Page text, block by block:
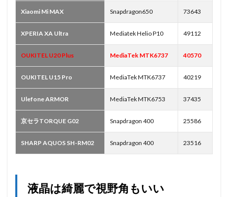
Xiaomi Mi MAX Snapdragon650 73643
XPERIA XA Ultra Mediatek Helio P10 49112
OUKITEL U20 Plus MediaTek MTK6737 40570
OUKITEL U15 Pro MediaTek MTK6737 40219
Ulefone ARMOR MediaTek MTK6753 37435
京セラTORQUE G02 Snapdragon 400 25586
SHARP AQUOS SH-RM02 Snapdragon 400 23516
液晶は綺麗で視野角もいい